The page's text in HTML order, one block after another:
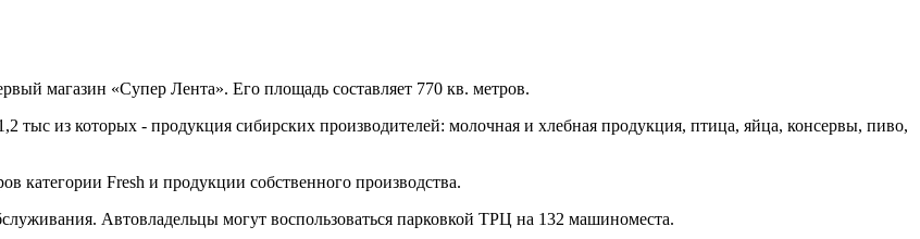
магазин «Супер Лента». Его площадь составляет 770 кв. метров.
тыс из которых - продукция сибирских производителей: молочная и хлебная продукция, птица, яйца, консервы, пиво,
категории Fresh и продукции собственного производства.
Автовладельцы могут воспользоваться парковкой ТРЦ на 132 машиноместа.